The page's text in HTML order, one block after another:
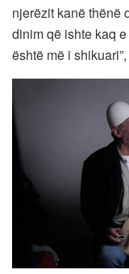
njerëzit kanë thënë
dinim që ishte kaq
është më i